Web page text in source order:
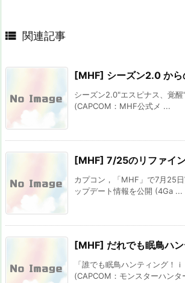
 関連記事
[MHF] シーズン2.0 から
シーズン2.0"エスピナス、覚
(CAPCOM：MHF公式メ ...
[MHF] 7/25のリファイ
カプコン，「MHF」で7月25
ップデート情報を公開 (4Ga ...
[MHF] だれでも眠鳥ハ
「誰でも眠鳥ハンティング！
(CAPCOM：モンスターハンタ